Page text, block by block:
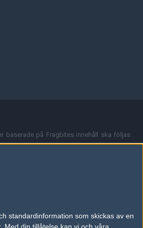
standardinformation som skickas av en
baserade på Fragbites innehåll ska följas
med Fragbites åsikter.
till
Cookies sparas även när man deltar i
inställningar eller välja att inte